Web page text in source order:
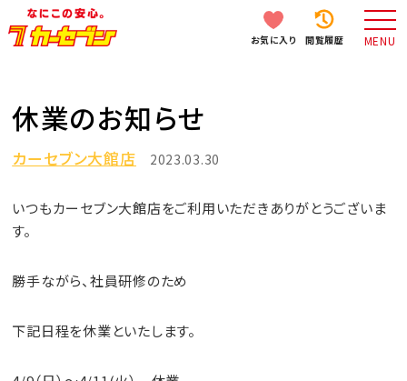
お気に入り 閲覧履歴 MENU
休業のお知らせ
カーセブン大館店 2023.03.30
いつもカーセブン大館店をご利用いただきありがとうございま
す。
勝手ながら、社員研修のため
下記日程を休業といたします。